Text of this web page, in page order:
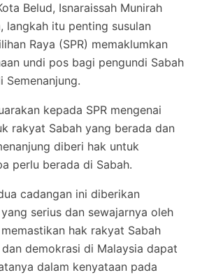
Belud, Isnaraissah Munirah
langkah itu penting susulan
Raya (SPR) memaklumkan
undi pos bagi pengundi Sabah
Semenanjung.
kepada SPR mengenai
rakyat Sabah yang berada dan
diberi hak untuk
perlu berada di Sabah.
cadangan ini diberikan
serius dan sewajarnya oleh
hak rakyat Sabah
demokrasi di Malaysia dapat
dalam kenyataan pada